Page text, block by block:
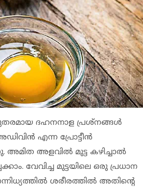
ദഹനനാള പ്രശ്‌നങ്ങള്‍
എന്ന പ്രോട്ടീന്‍
അമിത അളവില്‍ മുട്ട കഴിച്ചാല്‍
വേവിച്ച മുട്ടയിലെ ഒരു പ്രധാന
ശരീരത്തില്‍ അതിന്റെ